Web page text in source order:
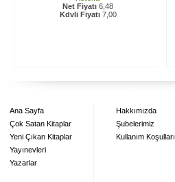
Net Fiyatı 6,48
Kdvli Fiyatı 7,00
Ana Sayfa
Çok Satan Kitaplar
Yeni Çıkan Kitaplar
Yayınevleri
Yazarlar
Hakkımızda
Şubelerimiz
Kullanım Koşulları